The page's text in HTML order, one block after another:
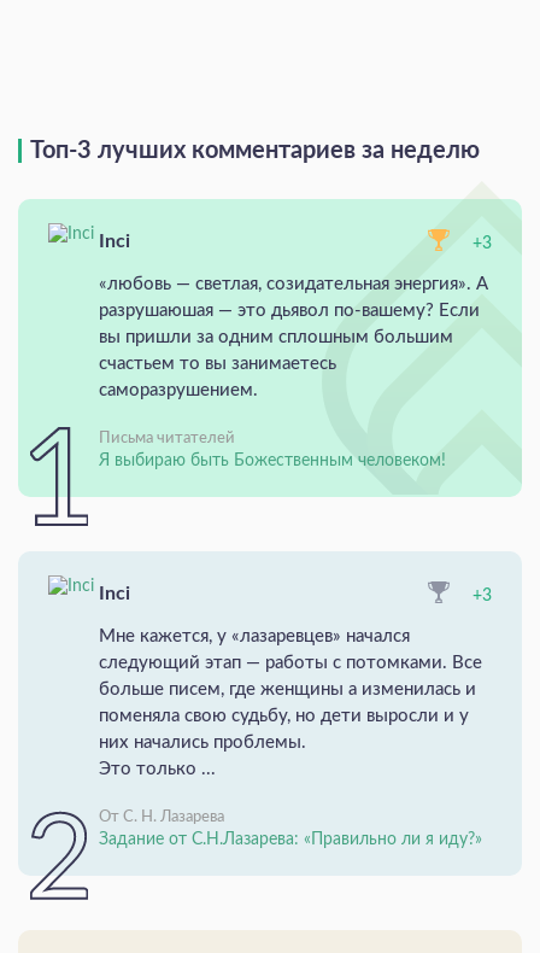
Топ-3 лучших комментариев за неделю
Inci +3
«любовь — светлая, созидательная энергия». А
разрушаюшая — это дьявол по-вашему? Если
вы пришли за одним сплошным большим
счастьем то вы занимаетесь
саморазрушением.
Письма читателей
Я выбираю быть Божественным человеком!
Inci +3
Мне кажется, у «лазаревцев» начался
следующий этап — работы с потомками. Все
больше писем, где женщины а изменилась и
поменяла свою судьбу, но дети выросли и у
них начались проблемы.
Это только ...
От С. Н. Лазарева
Задание от С.Н.Лазарева: «Правильно ли я иду?»